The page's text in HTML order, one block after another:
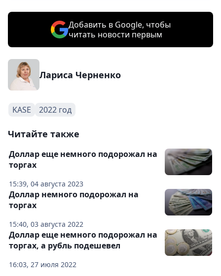
Добавить в Google, чтобы
читать новости первым
Лариса Черненко
KASE 2022 год
Читайте также
15:39, 04 августа 2023
Доллар еще немного подорожал на
торгах
15:40, 03 августа 2022
Доллар немного подорожал на
торгах
16:03, 27 июля 2022
Доллар еще немного подорожал на
торгах, а рубль подешевел